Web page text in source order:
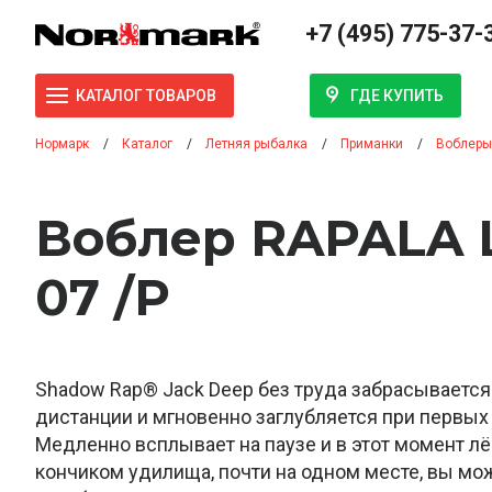
+7 (495) 775-37-
КАТАЛОГ ТОВАРОВ ГДЕ КУПИТЬ
Нормарк Каталог Летняя рыбалка Приманки Воблеры
Воблер
07 /P
Shadow Rap® Jack Deep без труда
дистанции и мгновенно заглубляется при
Медленно всплывает на паузе и в этот момент
кончиком удилища, почти на одном месте, вы